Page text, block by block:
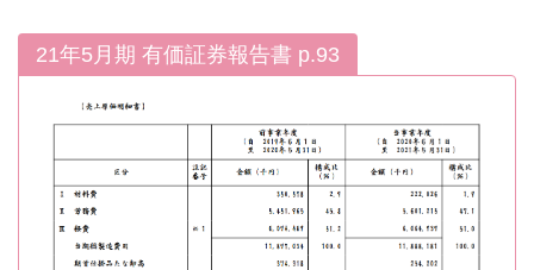
21年5月期 有価証券報告書 p.93